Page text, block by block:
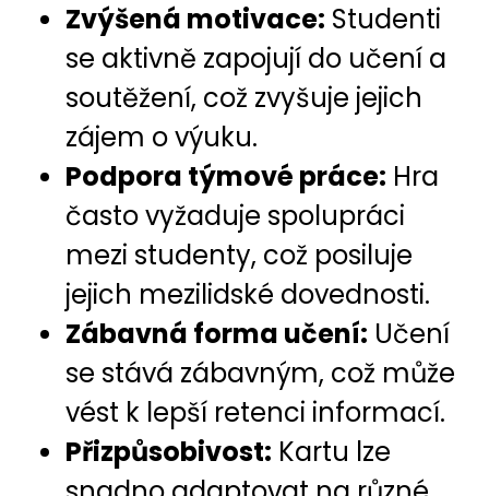
Zvýšená motivace: Studenti
se aktivně zapojují do učení a
soutěžení, což zvyšuje jejich
zájem o výuku.
Podpora týmové práce: Hra
často vyžaduje spolupráci
mezi studenty, což posiluje
jejich mezilidské dovednosti.
Zábavná forma učení: Učení
se stává zábavným, což může
vést k lepší retenci informací.
Přizpůsobivost: Kartu lze